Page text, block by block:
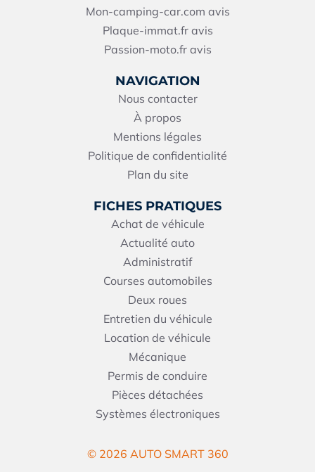
FICHES PRATIQUES
Achat de véhicule
Actualité auto
Administratif
Courses automobiles
Deux roues
Entretien du véhicule
Location de véhicule
Mécanique
Permis de conduire
Pièces détachées
Systèmes électroniques
NAVIGATION
Nous contacter
À propos
Mentions légales
Politique de confidentialité
Plan du site
Mon-camping-car.com avis
Plaque-immat.fr avis
Passion-moto.fr avis
© 2026 AUTO SMART 360